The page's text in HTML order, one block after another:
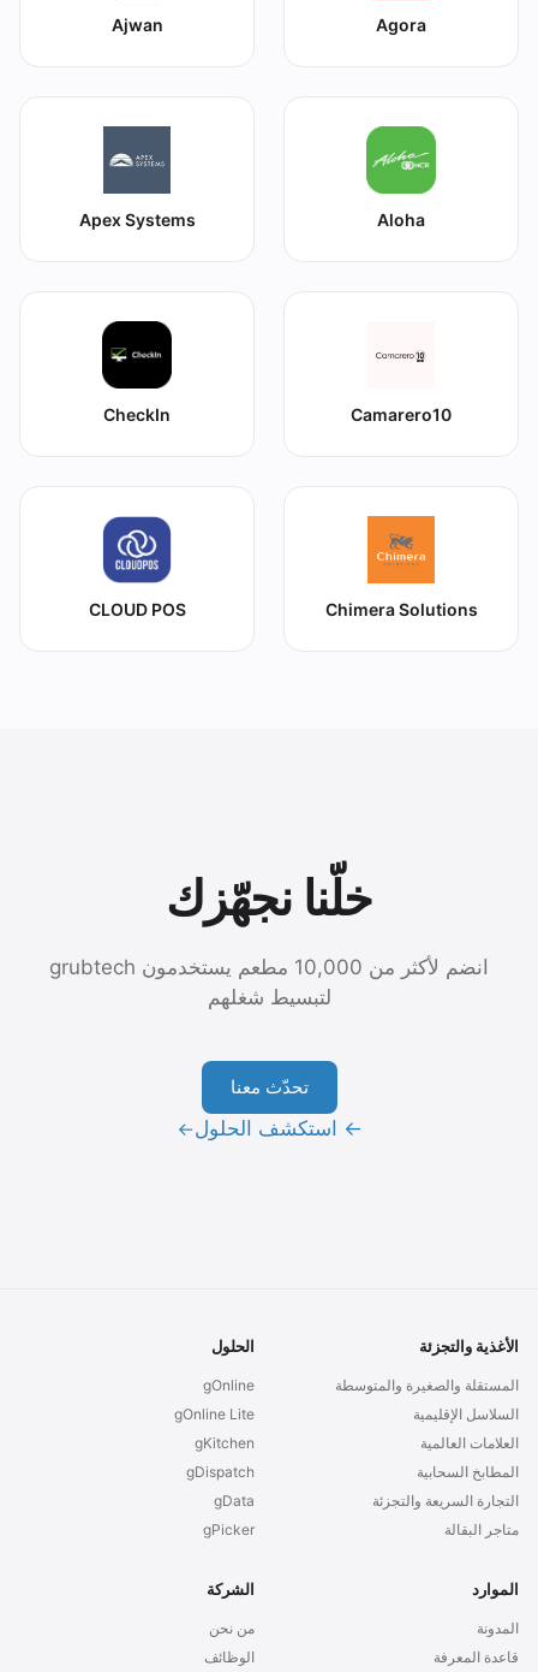
Agora
Ajwan
Aloha
Apex Systems
Camarero10
CheckIn
Chimera Solutions
CLOUD POS
خلّنا نجهّزك
انضم لأكثر من 10,000 مطعم يستخدمون grubtech
لتبسيط شغلهم
تحدّث معنا
← استكشف الحلول→
الأغذية والتجزئة
المستقلة والصغيرة والمتوسطة
السلاسل الإقليمية
العلامات العالمية
المطابخ السحابية
التجارة السريعة والتجزئة
متاجر البقالة
الحلول
gOnline
gOnline Lite
gKitchen
gDispatch
gData
gPicker
الموارد
المدونة
قاعدة المعرفة
الشركة
من نحن
الوظائف